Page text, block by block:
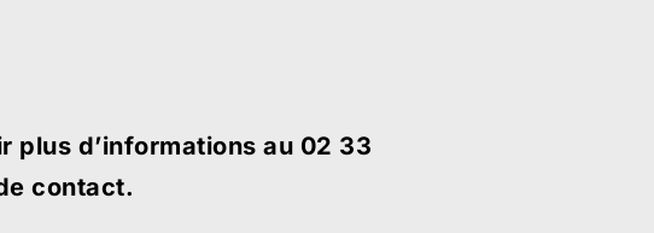
plus d’informations au 02 33
contact.